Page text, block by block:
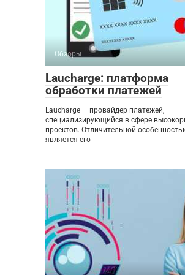
Обзоры
Laucharge: платформа
обработки платежей
Laucharge — провайдер платежей,
специализирующийся в сфере
проектов. Отличительной
является его